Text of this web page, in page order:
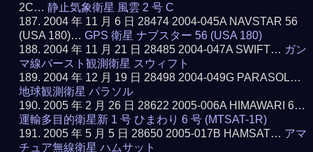
2C…静止気象衛星 風雲 2 号 C
2004 年 11 月 6 日 28474 2004-045A NAVSTAR 56
(USA 180)…GPS 衛星 ナブスター 56 (USA 180)
2004 年 11 月 21 日 28485 2004-047A SWIFT… ガン
マ線バースト観測衛星 スウィフト
2004 年 12 月 19 日 28498 2004-049G PARASOL…
地球観測衛星 パラソル
2005 年 2 月 26 日 28622 2005-006A HIMAWARI 6…
運輸多目的衛星新 1 号 ひまわり 6 号 (MTSAT-1R)
2005 年 5 月 5 日 28650 2005-017B HAMSAT… アマ
チュア無線衛星 ハムサット